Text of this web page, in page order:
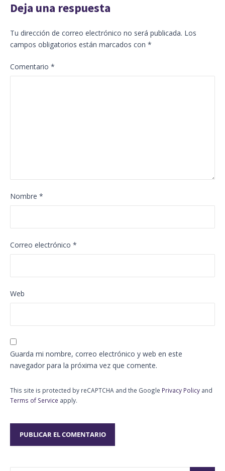
Deja una respuesta
Tu dirección de correo electrónico no será publicada. Los
campos obligatorios están marcados con *
Comentario *
Nombre *
Correo electrónico *
Web
Guarda mi nombre, correo electrónico y web en este
navegador para la próxima vez que comente.
This site is protected by reCAPTCHA and the Google Privacy Policy and
Terms of Service apply.